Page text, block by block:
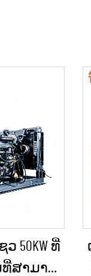
50KW ທີ່
ທີ່ສາມາດ